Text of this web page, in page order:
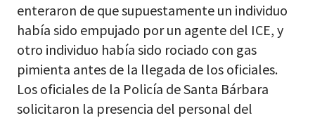
enteraron de que supuestamente un individuo
había sido empujado por un agente del ICE, y
otro individuo había sido rociado con gas
pimienta antes de la llegada de los oficiales.
Los oficiales de la Policía de Santa Bárbara
solicitaron la presencia del personal del